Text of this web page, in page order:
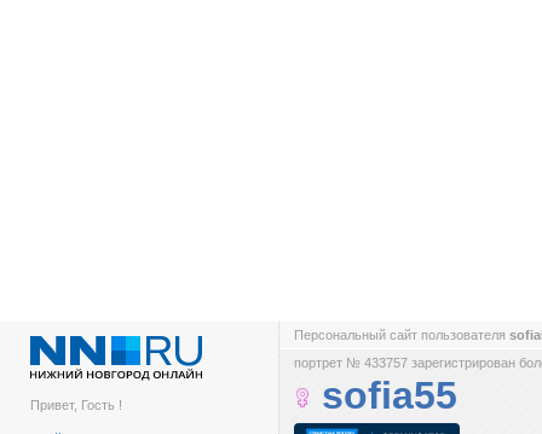
Привет, Гость !
Персональный сайт пользователя
портрет № 433757 зарегистрирован
sofia55